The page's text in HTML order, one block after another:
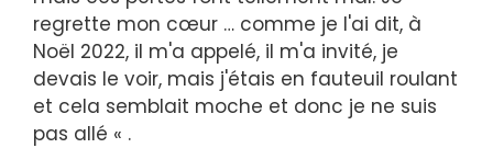
regrette mon cœur … comme je l'ai dit, à
Noël 2022, il m'a appelé, il m'a invité, je
devais le voir, mais j'étais en fauteuil roulant
et cela semblait moche et donc je ne suis
pas allé « .